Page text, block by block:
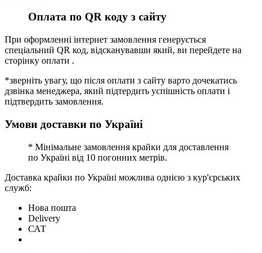
Оплата по QR коду з сайту
При оформленні інтернет замовлення генерується
спеціальний QR код, відсканувавши який, ви перейдете на
сторінку оплати .
*зверніть увагу, що після оплати з сайту варто дочекатись
дзвінка менеджера, який підтердить успішність оплати і
підтвердить замовлення.
Умови доставки по Україні
* Мінімальне замовлення крайки для доставлення
по Україні від 10 погонних метрів.
Доставка крайки по Україні можлива однією з кур'єрських
служб:
Нова пошта
Delivery
САТ